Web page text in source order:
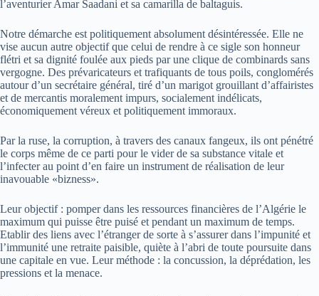
l’aventurier Amar Saadani et sa camarilla de baltaguis.
Notre démarche est politiquement absolument désintéressée. Elle ne
vise aucun autre objectif que celui de rendre à ce sigle son honneur
flétri et sa dignité foulée aux pieds par une clique de combinards sans
vergogne. Des prévaricateurs et trafiquants de tous poils, conglomérés
autour d’un secrétaire général, tiré d’un marigot grouillant d’affairistes
et de mercantis moralement impurs, socialement indélicats,
économiquement véreux et politiquement immoraux.
Par la ruse, la corruption, à travers des canaux fangeux, ils ont pénétré
le corps même de ce parti pour le vider de sa substance vitale et
l’infecter au point d’en faire un instrument de réalisation de leur
inavouable «bizness».
Leur objectif : pomper dans les ressources financières de l’Algérie le
maximum qui puisse être puisé et pendant un maximum de temps.
Etablir des liens avec l’étranger de sorte à s’assurer dans l’impunité et
l’immunité une retraite paisible, quiète à l’abri de toute poursuite dans
une capitale en vue. Leur méthode : la concussion, la déprédation, les
pressions et la menace.